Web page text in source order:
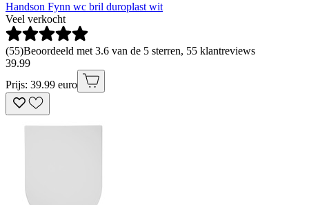
Handson Fynn wc bril duroplast wit
Veel verkocht
(55)Beoordeeld met 3.6 van de 5 sterren, 55 klantreviews
39.99
Prijs: 39.99 euro